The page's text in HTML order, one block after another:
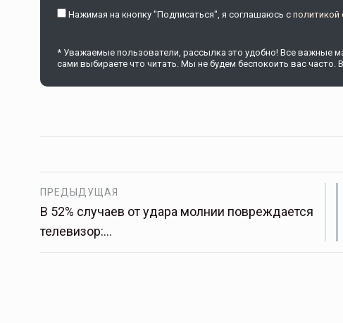
Нажимая на кнопку "Подписаться", я соглашаюсь c политикой
* Уважаемые пользователи, рассылка это удобно! Все важные
сами выбираете что читать. Мы не будем беспокоить вас часто.
ПРЕДЫДУЩАЯ
В 52% случаев от удара молнии повреждается
телевизор:…